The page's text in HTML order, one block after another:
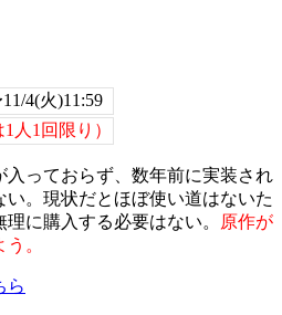
4(火)11:59
1人1回限り）
っておらず、数年前に実装され
。現状だとほぼ使い道はないた
に購入する必要はない。
原作が
。
ら